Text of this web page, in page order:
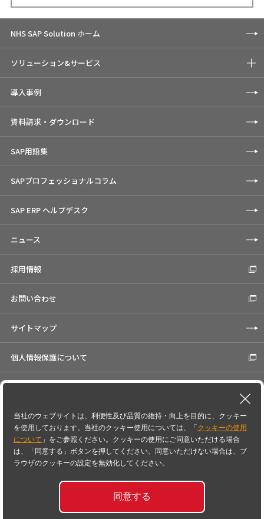
NHS SAP Solution ホーム
ソリューション&サービス
導入事例
資料請求・ダウンロード
SAP用語集
SAPプロフェッショナルコラム
SAP ERP ヘルプデスク
ニュース
採用情報
お問い合わせ
サイトマップ
個人情報保護について
コーポレートサイト
Speed-I＼スピードアイは日鉄日立システムソリューションズ株式会社の登録商標です。
SAPはSAP SEのドイツ及びその他の国における商標または登録商標です。
Amazon Web Services、AWS、"Powered by Amazon Web Services"ロゴは、米国その他の
© NIPPON STEEL Hitachi Systems Solutions, Inc. All rights reserved.
当社のウェブサイトは、利便性及び品質の維持・向上を目的に、クッキー
を使用しております。当社のクッキー使用については、「 クッキーの使用
について 」をご参照ください。クッキーの使用にご同意いただける場合
は、「同意する」ボタンを押してください。同意いただけない場合は、ブ
ラウザのクッキーの設定を無効化してください。
同意する